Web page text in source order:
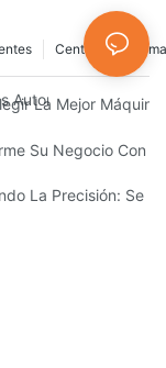
Centro De
Automáticas Para
La Mejor
Con
Su Negocio Con
Guía Completa
La Precisión: Se